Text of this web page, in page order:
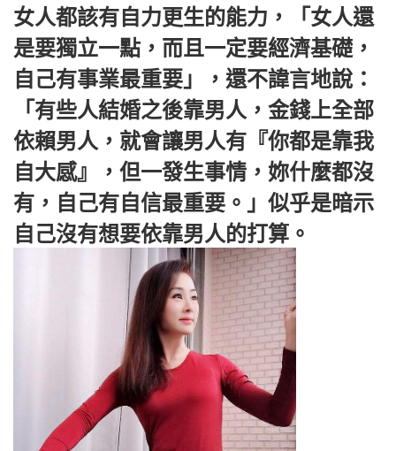
女人都該有自力更生的能力，「女人還
是要獨立一點，而且一定要經濟基礎，
自己有事業最重要」，還不諱言地說：
「有些人結婚之後靠男人，金錢上全部
依賴男人，就會讓男人有『你都是靠我
自大感』，但一發生事情，妳什麼都沒
有，自己有自信最重要。」似乎是暗示
自己沒有想要依靠男人的打算。